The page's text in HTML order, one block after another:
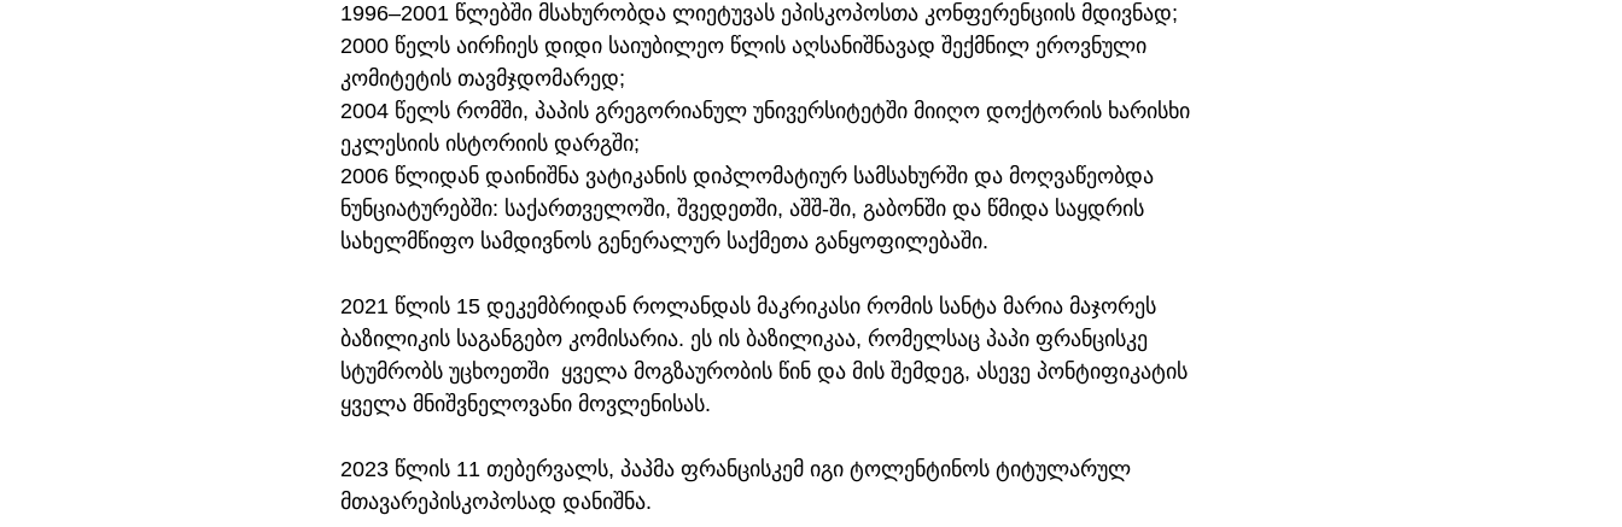
1996–2001 წლებში მსახურობდა ლიეტუვას ეპისკოპოსთა კონფერენციის მდივნად;
2000 წელს აირჩიეს დიდი საიუბილეო წლის აღსანიშნავად შექმნილ ეროვნული
კომიტეტის თავმჯდომარედ;
2004 წელს რომში, პაპის გრეგორიანულ უნივერსიტეტში მიიღო დოქტორის ხარისხი
ეკლესიის ისტორიის დარგში;
2006 წლიდან დაინიშნა ვატიკანის დიპლომატიურ სამსახურში და მოღვაწეობდა
ნუნციატურებში: საქართველოში, შვედეთში, აშშ-ში, გაბონში და წმიდა საყდრის
სახელმწიფო სამდივნოს გენერალურ საქმეთა განყოფილებაში.
2021 წლის 15 დეკემბრიდან როლანდას მაკრიკასი რომის სანტა მარია მაჯორეს
ბაზილიკის საგანგებო კომისარია. ეს ის ბაზილიკაა, რომელსაც პაპი ფრანცისკე
სტუმრობს უცხოეთში  ყველა მოგზაურობის წინ და მის შემდეგ, ასევე პონტიფიკატის
ყველა მნიშვნელოვანი მოვლენისას.
2023 წლის 11 თებერვალს, პაპმა ფრანცისკემ იგი ტოლენტინოს ტიტულარულ
მთავარეპისკოპოსად დანიშნა.